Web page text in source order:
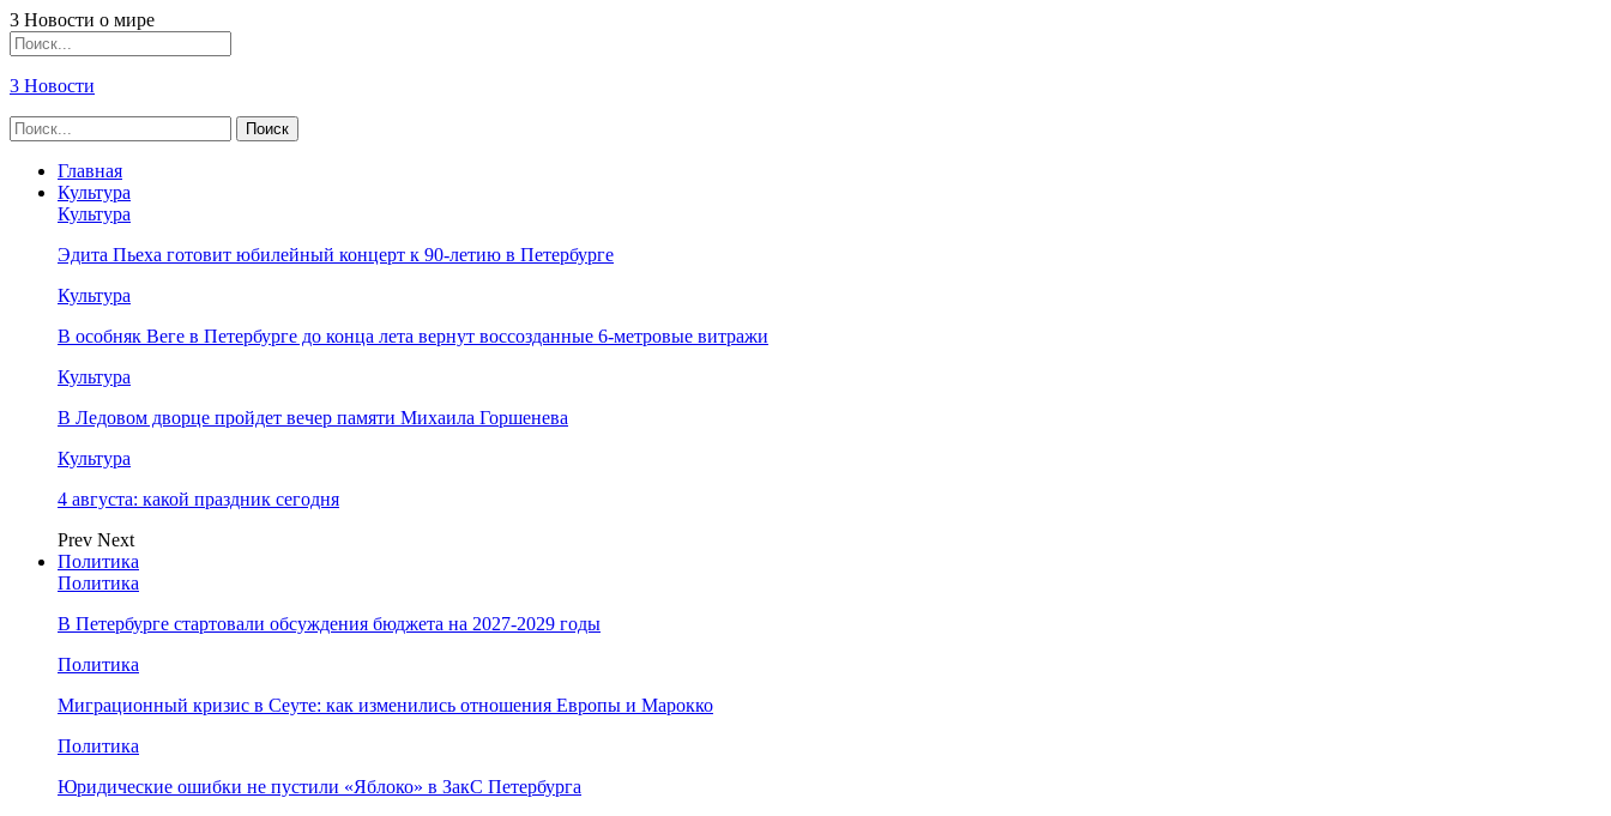
3 Новости о мире
3 Новости
Главная
Культура
Культура
Эдита Пьеха готовит юбилейный концерт к 90-летию в Петербурге
Культура
В особняк Веге в Петербурге до конца лета вернут воссозданные 6-метровые витражи
Культура
В Ледовом дворце пройдет вечер памяти Михаила Горшенева
Культура
4 августа: какой праздник сегодня
Prev Next
Политика
Политика
В Петербурге стартовали обсуждения бюджета на 2027-2029 годы
Политика
Миграционный кризис в Сеуте: как изменились отношения Европы и Марокко
Политика
Юридические ошибки не пустили «Яблоко» в ЗакС Петербурга